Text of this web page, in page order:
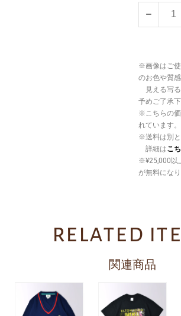
※画像はご
のお色や質
見える写る
予めご了承下
※こちらの価
れています。
※送料は別と
詳細はこ
※¥25,000以
が無料になり
related
関連商品